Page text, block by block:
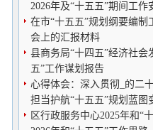
2026年及“十五五”期间工作
在市“十五五”规划纲要编制
会上的汇报材料
县商务局“十四五”经济社会
五”工作谋划报告
心得体会：深入贯彻_的二
担当护航“十五五”规划蓝图
区行政服务中心2025年和“